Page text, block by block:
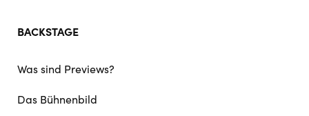
BACKSTAGE
Was sind Previews?
Das Bühnenbild